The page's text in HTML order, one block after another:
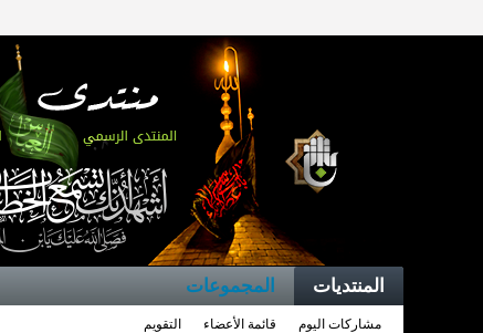
المنتديات المجموعات
مشاركات اليوم قائمة الأعضاء التقويم